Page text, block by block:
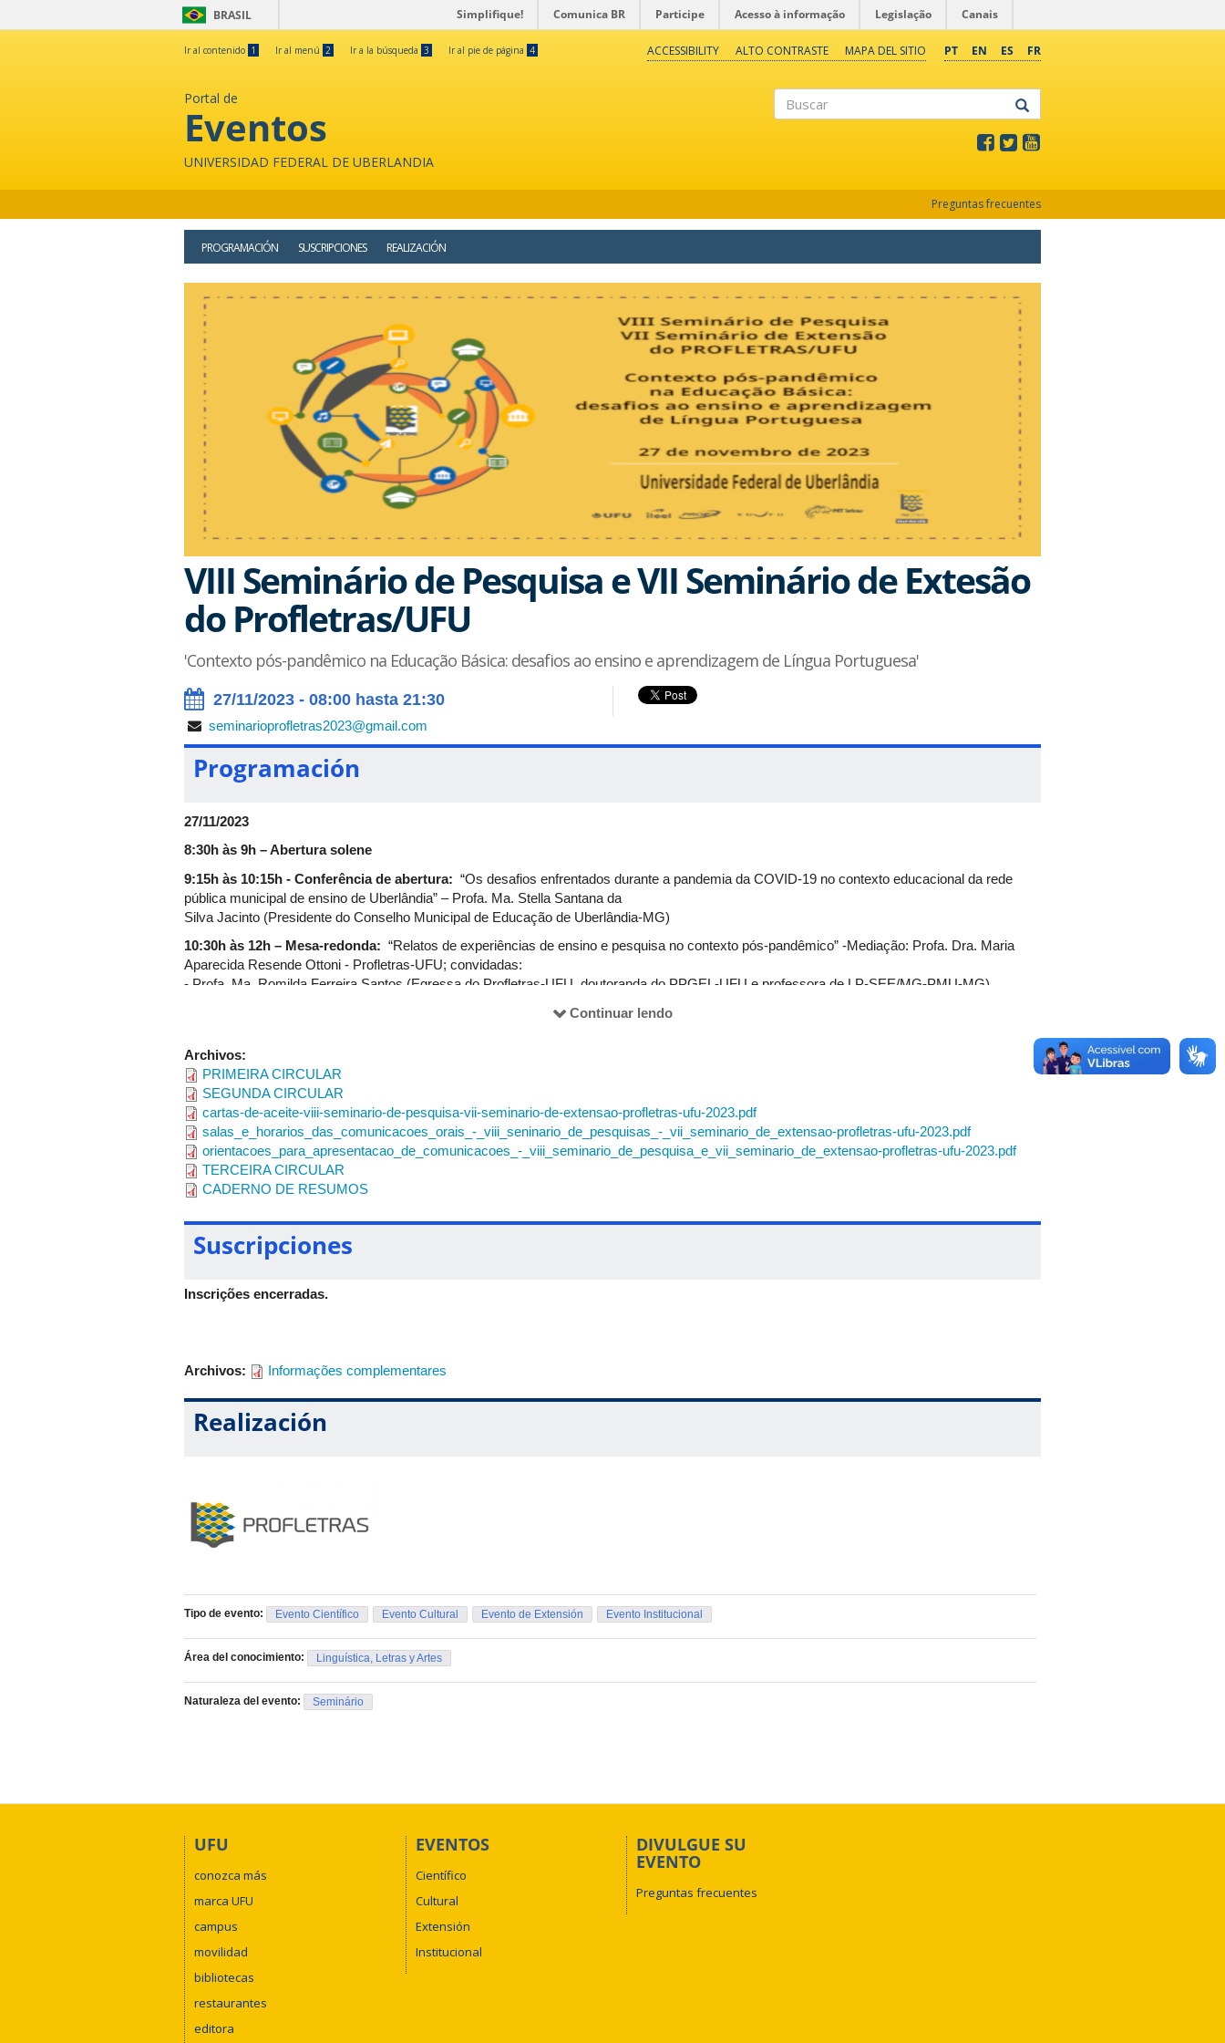
BRASIL Simplifique! Comunica BR Participe Acesso à informação Legislação Canais
Ir al contenido 1 Ir al menú 2 Ir a la búsqueda 3 Ir al pie de página 4 PT EN ES FR
ACCESSIBILITY ALTO CONTRASTE MAPA DEL SITIO
Portal de
Eventos
UNIVERSIDAD FEDERAL DE UBERLANDIA
Preguntas frecuentes
PROGRAMACIÓN SUSCRIPCIONES REALIZACIÓN
VIII Seminário de Pesquisa e VII Seminário de Extesão
do Profletras/UFU
'Contexto pós-pandêmico na Educação Básica: desafios ao ensino e aprendizagem de Língua Portuguesa'
27/11/2023 - 08:00 hasta 21:30
seminarioprofletras2023@gmail.com
Programación
27/11/2023
8:30h às 9h – Abertura solene
9:15h às 10:15h - Conferência de abertura: “Os desafios enfrentados durante a pandemia da COVID-19 no contexto educacional da rede
pública municipal de ensino de Uberlândia” – Profa. Ma. Stella Santana da
Silva Jacinto (Presidente do Conselho Municipal de Educação de Uberlândia-MG)
10:30h às 12h – Mesa-redonda: “Relatos de experiências de ensino e pesquisa no contexto pós-pandêmico” -Mediação: Profa. Dra. Maria
Aparecida Resende Ottoni - Profletras-UFU; convidadas:
- Profa. Ma. Romilda Ferreira Santos (Egressa do Profletras-UFU, doutoranda do PPGEL-UFU e professora de LP-SEE/MG-PMU-MG)
concurso Prêmio Professor Inovador, promovido pelo Instituto Eda Coutinho, em parceria com a Unesco/ 2022)
14h às 16h – minicursos:
- Língua Portuguesa (30 VAGAS) – Profa. Dra. Juliana Bertucci Barbosa (UFTM-MG)
Título do minicurso: "Gramática, variação e ensino: propostas didáticas para a educação básica".
- Literatura (30 VAGAS) – Prof. Dr. Júlio de Souza Valle Neto (Unifesp-SP)
Título do minicurso: "Diário de Leitura, Escrita Literária e Sala de Aula: repensando práticas de ensino de literatura"
16:30h às 19:30h – sessões de comunicação
(Profletras-UFU)
Continuar lendo
Archivos:
PRIMEIRA CIRCULAR
SEGUNDA CIRCULAR
cartas-de-aceite-viii-seminario-de-pesquisa-vii-seminario-de-extensao-profletras-ufu-2023.pdf
salas_e_horarios_das_comunicacoes_orais_-_viii_seninario_de_pesquisas_-_vii_seminario_de_extensao-profletras-ufu-2023.pdf
orientacoes_para_apresentacao_de_comunicacoes_-_viii_seminario_de_pesquisa_e_vii_seminario_de_extensao-profletras-ufu-2023.pdf
TERCEIRA CIRCULAR
CADERNO DE RESUMOS
Suscripciones
Inscrições encerradas.
Archivos: Informações complementares
Realización
Tipo de evento: Evento Científico Evento Cultural Evento de Extensión Evento Institucional
Área del conocimiento: Linguística, Letras y Artes
Naturaleza del evento: Seminário
UFU
conozca más
marca UFU
campus
movilidad
bibliotecas
restaurantes
editora
EVENTOS
Científico
Cultural
Extensión
Institucional
DIVULGUE SU
EVENTO
Preguntas frecuentes